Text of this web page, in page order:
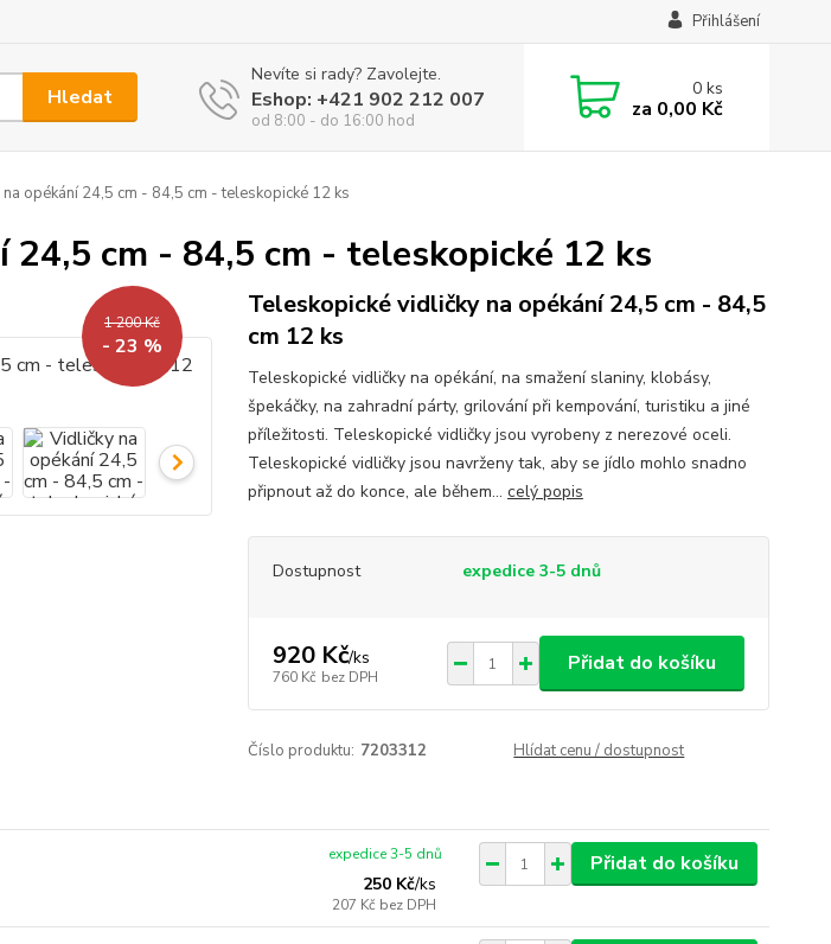
Přihlášení
Hledat
Nevíte si rady? Zavolejte.
Eshop: +421 902 212 007
od 8:00 - do 16:00 hod
0ks
za 0,00 Kč
opékání 24,5 cm - 84,5 cm - teleskopické 12 ks
24,5 cm - 84,5 cm - teleskopické 12 ks
1 200 Kč
- 23 %
Teleskopické vidličky na opékání 24,5 cm - 84,5
cm 12 ks
Teleskopické vidličky na opékání, na smažení slaniny, klobásy,
špekáčky, na zahradní párty, grilování při kempování, turistiku a jiné
příležitosti. Teleskopické vidličky jsou vyrobeny z nerezové oceli.
Teleskopické vidličky jsou navrženy tak, aby se jídlo mohlo snadno
připnout až do konce, ale během... celý popis
Dostupnost expedice 3-5 dnů
920 Kč/ks
760 Kč bez DPH
Přidat do košíku
Číslo produktu: 7203312 Hlídat cenu / dostupnost
250 Kč/ks
207 Kč bez DPH
expedice 3-5 dnů Přidat do košíku